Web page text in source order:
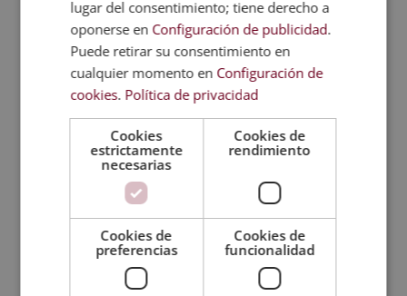
problemas empresariales y se pone el foco
en el uso de herramientas y lenguajes
especializados.
Una de las metas del máster en data,
machine learning e inteligencia artificial es
optimizar procesos empresariales
mediante el uso de datos y modelos
predictivos. Finalmente, también se busca
comunicar hallazgos de manera efectiva a
través de visualizaciones y narrativas.
lugar del consentimiento; tiene derecho a
oponerse en Configuración de publicidad.
Puede retirar su consentimiento en
cualquier momento en Configuración de
cookies. Política de privacidad
Cookies
estrictamente
necesarias
Cookies de
rendimiento
Cookies de
preferencias
Cookies de
funcionalidad